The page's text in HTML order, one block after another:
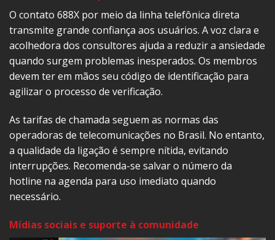
O contato 688X por meio da linha telefônica direta
transmite grande confiança aos usuários. A voz clara e
acolhedora dos consultores ajuda a reduzir a ansiedade
quando surgem problemas inesperados. Os membros
devem ter em mãos seu código de identificação para
agilizar o processo de verificação.
As tarifas de chamada seguem as normas das
operadoras de telecomunicações no Brasil. No entanto,
a qualidade da ligação é sempre nítida, evitando
interrupções. Recomenda-se salvar o número da
hotline na agenda para uso imediato quando
necessário.
Mídias sociais e suporte à comunidade